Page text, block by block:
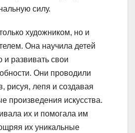
силу.
художником, но и
Она научила детей
и развивать свои
Они проводили
рисуя, лепя и создавая
произведения искусства.
их и помогала им
их уникальные